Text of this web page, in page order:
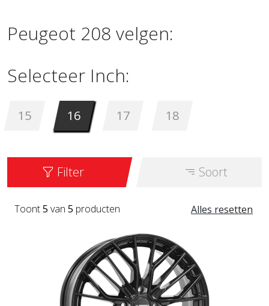
Peugeot 208 velgen:
Selecteer Inch:
15 16 17 18
Filter Soort
Alles resetten
Toont5 van 5 producten